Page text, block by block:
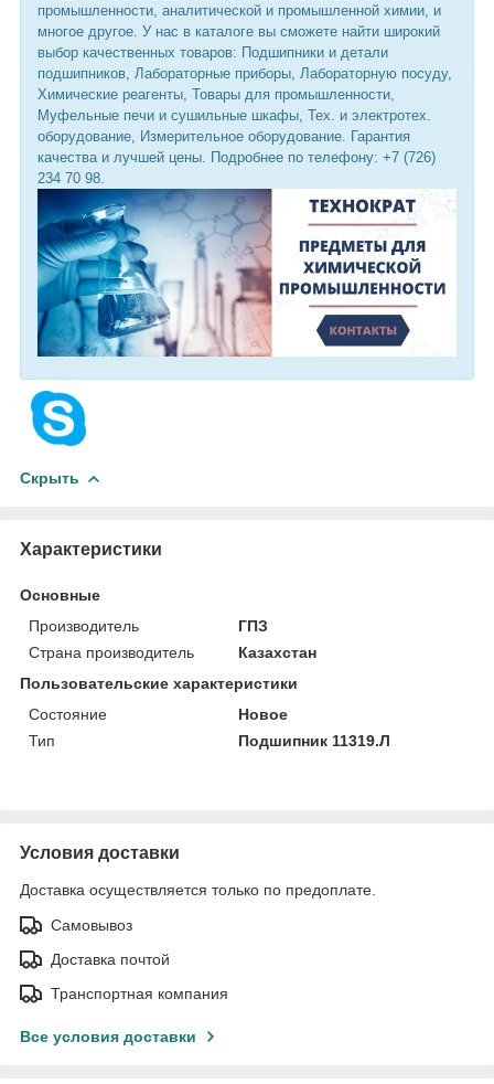
промышленности, аналитической и промышленной химии, и
многое другое. У нас в каталоге вы сможете найти широкий
выбор качественных товаров: Подшипники и детали
подшипников, Лабораторные приборы, Лабораторную посуду,
Химические реагенты, Товары для промышленности,
Муфельные печи и сушильные шкафы, Тех. и электротех.
оборудование, Измерительное оборудование. Гарантия
качества и лучшей цены. Подробнее по телефону: +7 (726)
234 70 98.
Скрыть
Характеристики
Основные
Производитель
ГПЗ
Страна производитель
Казахстан
Пользовательские характеристики
Состояние
Новое
Тип
Подшипник 11319.Л
Условия доставки
Доставка осуществляется только по предоплате.
Самовывоз
Доставка почтой
Транспортная компания
Все условия доставки